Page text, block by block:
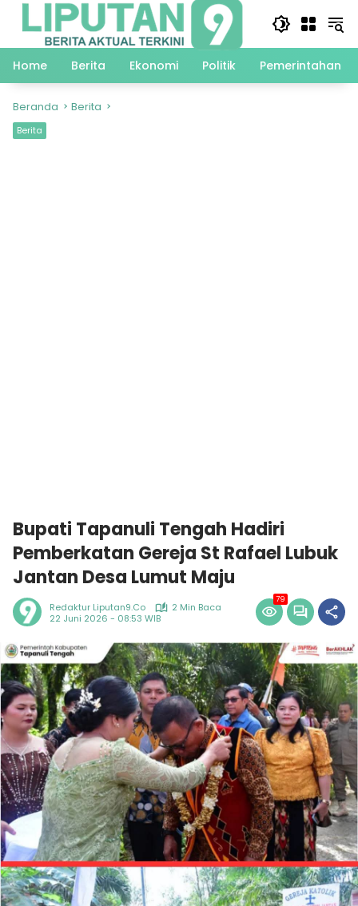
Langsung
Home
Berita Ekonomi Politik Pemerintahan
Beranda Berita
Berita
Bupati Tapanuli Tengah Hadiri
Pemberkatan Gereja St Rafael Lubuk
Jantan Desa Lumut Maju
Redaktur Liputan9.co
2 Min Baca
22 Juni 2026 - 08:53 WIB
79